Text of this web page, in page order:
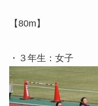
【80m】
・３年生：女子